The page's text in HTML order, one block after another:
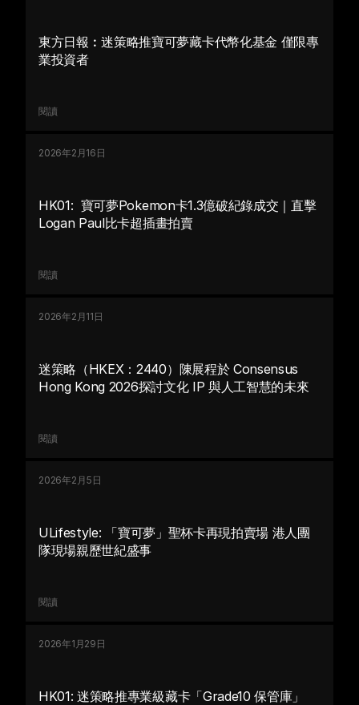
東方日報︰迷策略推寶可夢藏卡代幣化基金 僅限專
業投資者
閱讀
2026年2月16日
HK01:  寶可夢Pokemon卡1.3億破紀錄成交｜直擊
Logan Paul比卡超插畫拍賣
閱讀
2026年2月11日
迷策略（HKEX：2440）陳展程於 Consensus
Hong Kong 2026探討文化 IP 與人工智慧的未來
閱讀
2026年2月5日
ULifestyle: 「寶可夢」聖杯卡再現拍賣場 港人團
隊現場親歷世紀盛事
閱讀
2026年1月29日
HK01: 迷策略推專業級藏卡「Grade10 保管庫」